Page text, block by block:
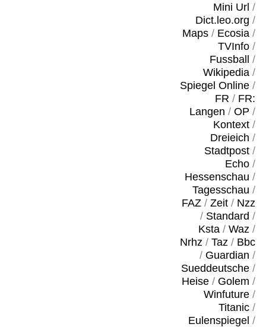
Mini Url /
Dict.leo.org /
Maps/ Ecosia/
TVInfo/
Fussball
/
Wikipedia/
Spiegel Online/
FR / FR:
Langen / OP /
Kontext/
Dreieich /
Stadtpost/
Echo/
Hessenschau /
Tagesschau /
FAZ/ Zeit/ Nzz
/ Standard /
Ksta/ Waz/
Nrhz/ Taz/ Bbc
/ Guardian /
Sueddeutsche/
Heise/ Golem /
Winfuture/
Titanic/
Eulenspiegel /